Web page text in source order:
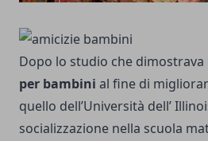
Dopo lo studio che
per bambini al fine di
quello dell’Università dell’
socializzazione nella scuola